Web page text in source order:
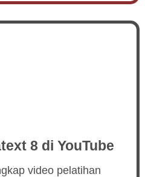
8 di YouTube
video pelatihan